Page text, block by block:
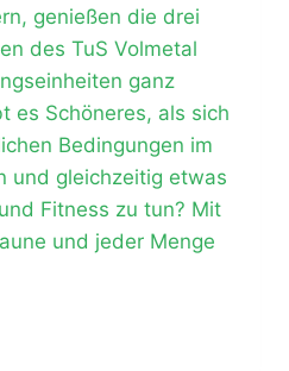
genießen die drei
des TuS Volmetal
ganz
es Schöneres, als sich
Bedingungen im
und gleichzeitig etwas
Fitness zu tun? Mit
und jeder Menge